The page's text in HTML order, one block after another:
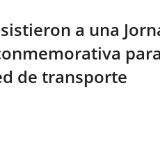
a una
de transporte